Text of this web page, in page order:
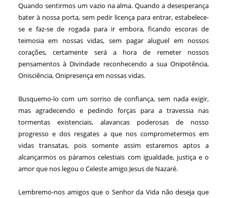
Quando sentirmos um vazio na alma. Quando a desesperança
bater à nossa porta, sem pedir licença para entrar, estabelece-
se e faz-se de rogada para ir embora, ficando escoras de
teimosia em nossas vidas, sem pagar aluguel em nossos
corações, certamente será a hora de remeter nossos
pensamentos à Divindade reconhecendo a sua Onipotência,
Onisciência, Onipresença em nossas vidas.
Busquemo-lo com um sorriso de confiança, sem nada exigir,
mas agradecendo e pedindo forças para a travessia nas
tormentas existenciais, alavancas poderosas de nosso
progresso e dos resgates a que nos comprometermos em
vidas transatas, pois somente assim estaremos aptos a
alcançarmos os páramos celestiais com igualdade, justiça e o
amor que nos legou o Celeste amigo Jesus de Nazaré.
Lembremo-nos amigos que o Senhor da Vida não deseja que